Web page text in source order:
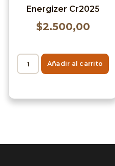
Energizer Cr2025
$2.500,00
Añadir al carrito